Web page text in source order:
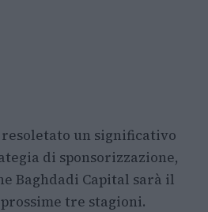
resoletato un significativo
di sponsorizzazione,
Baghdadi Capital sarà il
tre stagioni.